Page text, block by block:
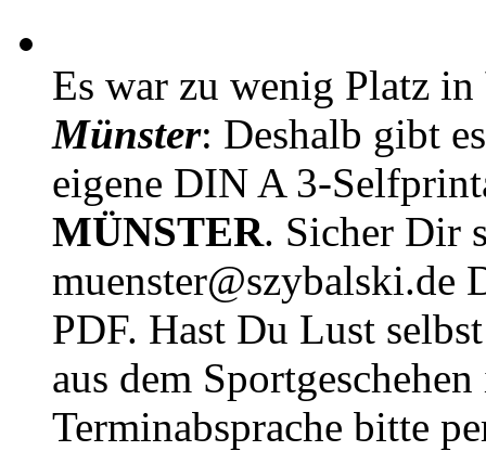
Es war zu wenig Platz in
Münster: Deshalb gibt
eigene DIN A 3-
MÜNSTER. Sicher Dir
muenster@szybalski.de
PDF. Hast Du Lust
aus dem
Terminabsprache bitte